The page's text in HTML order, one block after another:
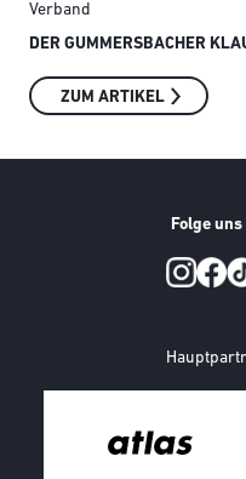
Verband
DER GUMMERSBACHER
ZUM ARTIKEL
Folge